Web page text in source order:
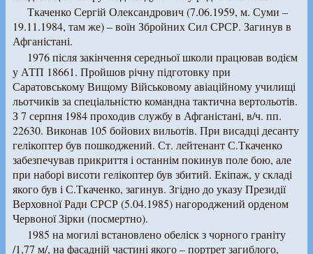
Ткаченко Сергій Олександрович (7.06.1959, м. Суми –
19.11.1984, там же) – воїн Збройних Сил СРСР. Загинув в
Афганістані.
1976 після закінчення середньої школи працював водієм
у АТП 18661. Пройшов річну підготовку при
Саратовському Вищому Військовому авіаційному училищі
льотчиків за спеціальністю командна тактична вертольотів.
З 7 серпня 1984 проходив службу в Афганістані, в/ч. пп.
22630. Виконав 105 бойових вильотів. При висадці десанту
гелікоптер був пошкоджений. Ст. лейтенант С.Ткаченко
забезпечував прикриття і останнім покинув поле бою, але
при наборі висоти гелікоптер був збитий. Екіпаж, у складі
якого був і С.Ткаченко, загинув. Згідно до указу Президії
Верховної Ради СРСР (5.04.1985) нагороджений орденом
Червоної Зірки (посмертно).
1985 на могилі встановлено обеліск з чорного граніту
/1,77 м/, на фасадній частині якого – портрет загиблого,